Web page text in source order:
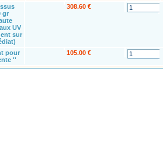
gr
UV
sur
308.60 €
pour
''
105.00 €